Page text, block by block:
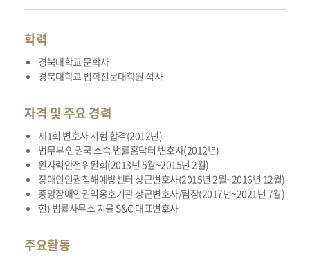
학력
경북대학교 문학사
경북대학교 법학전문대학원 석사
자격 및 주요 경력
제1회 변호사 시험 합격(2012년)
법무부 인권국 소속 법률홈닥터 변호사(2012년)
원자력안전위원회(2013년 5월~2015년 2월)
장애인인권침해예방센터 상근변호사(2015년 2월~2016년 12월)
중앙장애인권익옹호기관 상근변호사/팀장(2017년~2021년 7월)
현) 법률사무소 지율 S&C 대표변호사
주요활동